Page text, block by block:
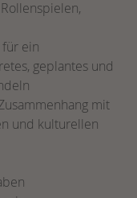
ein
geplantes und
mit
und kulturellen